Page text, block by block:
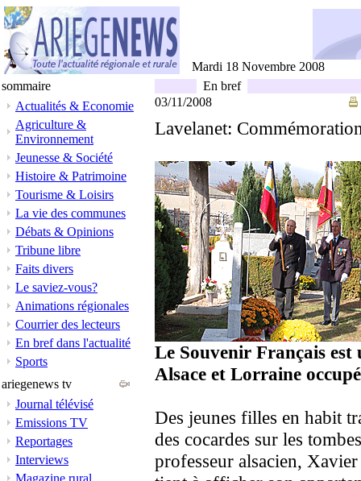
Mardi 18 Novembre 2008
sommaire
Actualités & Economie
Agriculture &
Environnement
Jeunesse & Société
Histoire & Patrimoine
Tourisme & Loisirs
La vie des communes
Débats & Opinions
Tribune libre
Faits divers
Le saviez-vous?
Animations régionales
Courrier des lecteurs
En bref dans l'actualité
Sports
ariegenews tv
Journal télévisé
Emissions TV
Reportages
Interviews
Magazine rural
En bref
03/11/2008
Lavelanet:
Le Souvenir Français est
Alsace et Lorraine
Des jeunes filles en habit
des cocardes sur les
professeur alsacien,